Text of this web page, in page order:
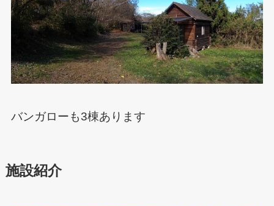
バンガローも3棟あります
施設紹介